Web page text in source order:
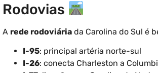
Rodovias
A rede rodoviária da Carolina do Sul é
I-95: principal artéria norte-sul
I-26: conecta Charleston a